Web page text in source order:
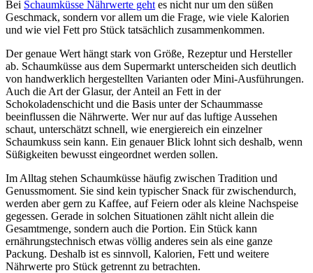
Bei Schaumküsse Nährwerte geht es nicht nur um den süßen
Geschmack, sondern vor allem um die Frage, wie viele Kalorien
und wie viel Fett pro Stück tatsächlich zusammenkommen.
Der genaue Wert hängt stark von Größe, Rezeptur und Hersteller
ab. Schaumküsse aus dem Supermarkt unterscheiden sich deutlich
von handwerklich hergestellten Varianten oder Mini-Ausführungen.
Auch die Art der Glasur, der Anteil an Fett in der
Schokoladenschicht und die Basis unter der Schaummasse
beeinflussen die Nährwerte. Wer nur auf das luftige Aussehen
schaut, unterschätzt schnell, wie energiereich ein einzelner
Schaumkuss sein kann. Ein genauer Blick lohnt sich deshalb, wenn
Süßigkeiten bewusst eingeordnet werden sollen.
Im Alltag stehen Schaumküsse häufig zwischen Tradition und
Genussmoment. Sie sind kein typischer Snack für zwischendurch,
werden aber gern zu Kaffee, auf Feiern oder als kleine Nachspeise
gegessen. Gerade in solchen Situationen zählt nicht allein die
Gesamtmenge, sondern auch die Portion. Ein Stück kann
ernährungstechnisch etwas völlig anderes sein als eine ganze
Packung. Deshalb ist es sinnvoll, Kalorien, Fett und weitere
Nährwerte pro Stück getrennt zu betrachten.